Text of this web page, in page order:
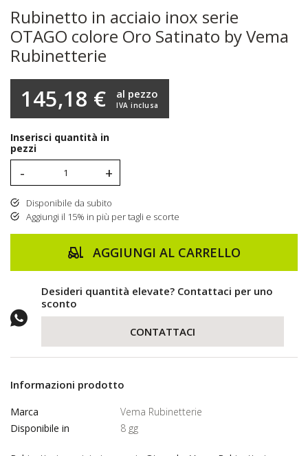
Rubinetto in acciaio inox serie
OTAGO colore Oro Satinato by Vema
Rubinetterie
145,18 € IVA inclusa
al pezzo
Inserisci quantità in
pezzi
- +
Disponibile da subito
Aggiungi il 15% in più per tagli e scorte
AGGIUNGI AL CARRELLO
Desideri quantità elevate? Contattaci per uno
sconto
CONTATTACI
Informazioni prodotto
Marca
Vema Rubinetterie
Disponibile in
8 gg